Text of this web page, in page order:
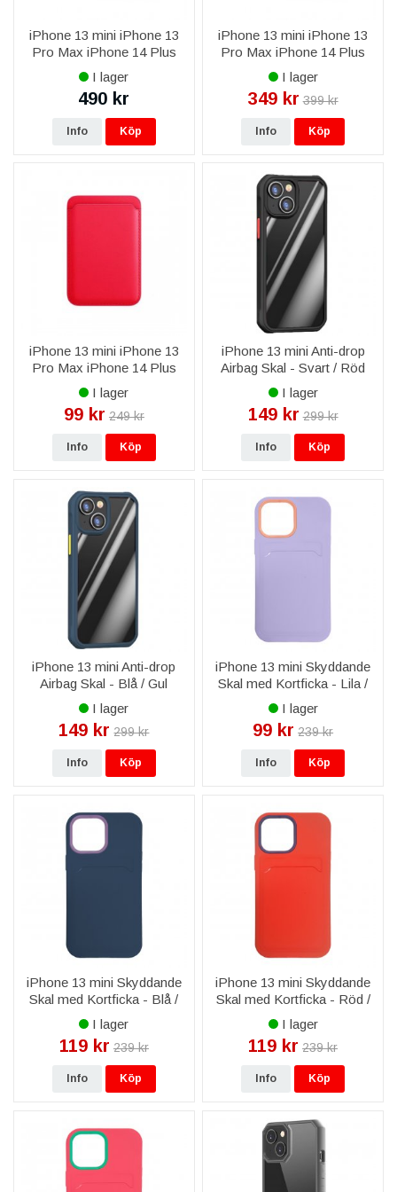
iPhone 13 mini iPhone 13
Pro Max iPhone 14 Plus
iPhone 14 Pro Max iPhone
15 Plus iPhone 15 Pro Max
RV Magsafe Powerbank
1000
I lager
490 kr
Info Köp
iPhone 13 mini iPhone 13
Pro Max iPhone 14 Plus
iPhone 14 Pro Max iPhone
15 Plus iPhone 15 Pro Max
iPhone 16 Plus iPhone 16
Pro
I lager
349 kr 399 kr
Info Köp
iPhone 13 mini iPhone 13
Pro Max iPhone 14 Plus
iPhone 14 Pro Max
Magsafe Korthållare i läder
till iPhone 15/14/13/12
modeller -
I lager
99 kr 249 kr
Info Köp
iPhone 13 mini Anti-drop
Airbag Skal - Svart / Röd
I lager
149 kr 299 kr
Info Köp
iPhone 13 mini Anti-drop
Airbag Skal - Blå / Gul
I lager
149 kr 299 kr
Info Köp
iPhone 13 mini Skyddande
Skal med Kortficka - Lila /
Rosa
I lager
99 kr 239 kr
Info Köp
iPhone 13 mini Skyddande
Skal med Kortficka - Blå /
Lila
I lager
119 kr 239 kr
Info Köp
iPhone 13 mini Skyddande
Skal med Kortficka - Röd /
Blå
I lager
119 kr 239 kr
Info Köp